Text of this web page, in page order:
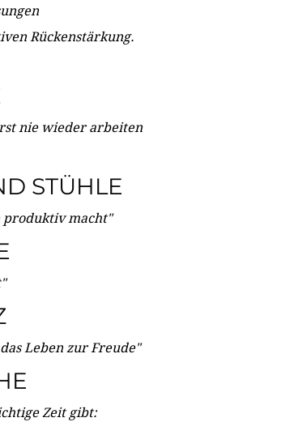
Rückenstärkung.
nie wieder arbeiten
STÜHLE
produktiv macht"
Leben zur Freude"
Zeit gibt: